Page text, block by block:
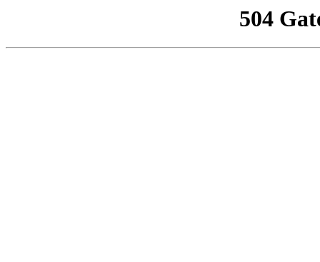
504